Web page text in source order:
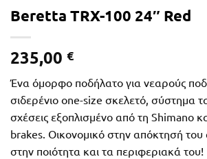
Beretta TRX-100 24″ Red
235,00 €
Ένα όμορφο ποδήλατο για νεαρούς
σιδερένιο one-size σκελετό, σύστημα
σχέσεις εξοπλισμένο από τη Shimano
brakes. Οικονομικό στην απόκτησή του
στην ποιότητα και τα περιφεριακά του!